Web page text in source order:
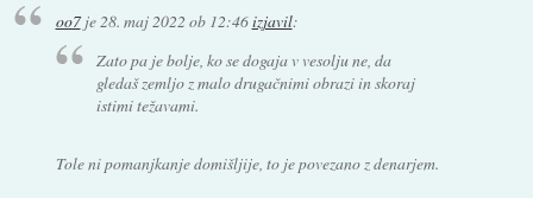
oo7je28. maj 2022 ob 12:46izjavil:
Zato pa je bolje, ko se dogaja v vesolju ne, da
gledaš zemljo z malo drugačnimi obrazi in skoraj
istimi težavami.
Tole ni pomanjkanje domišljije, to je povezano z denarjem.